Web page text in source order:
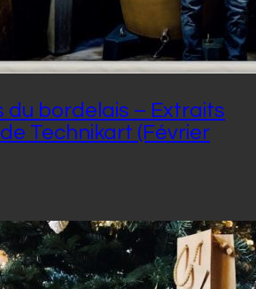
du bordelais – Extraits
Technikart (Février